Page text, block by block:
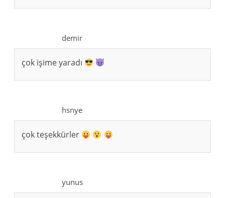
demir
çok işime yaradı
hsnye
çok teşekkürler
yunus